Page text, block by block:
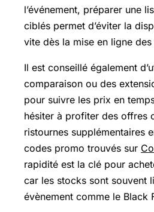
l’événement, préparer une
ciblés permet d’éviter la
vite dès la mise en ligne
Il est conseillé également
comparaison ou des
pour suivre les prix en
hésiter à profiter des offres
ristournes supplémentaires
codes promo trouvés sur
rapidité est la clé pour
car les stocks sont souvent
évènement comme le Black